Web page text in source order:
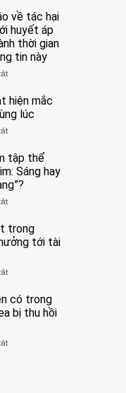
cảnh
báo
“ĐỪNG
GẮNG
SỨC!”
đồng
1
ra
cảnh
báo
theo
3
kiểu
“hại
thân”
mà
biết
loại
cá
tưởng
rẻ
mà
tiềm
formaldehyde
kim
loại
ăn
nhiều
có
thể
hại
thận
về tác hại
huyết áp
thời gian
tin này
ở
bác
cảnh
báo
tác
hại
của
1
kiểu
đối
với
và
Bạn
nên
hiện mắc
lúc
ở
đàn
ông
phát
hiện
mắc
bệnh
ung
lúc
tập thể
Sáng hay
ở
hiện
thời
điểm
thể
tốt
nhất
cho
Sáng
trong
tới tài
ở
loại
cây
đừng
trong
có trong
bị thu hồi
ở